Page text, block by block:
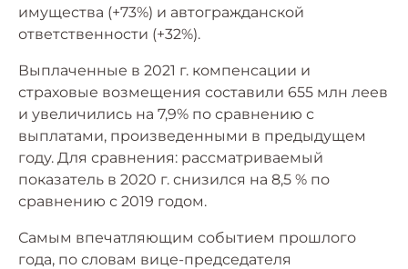
имущества (+73%) и автогражданской
ответственности (+32%).
Выплаченные в 2021 г. компенсации и
страховые возмещения составили 655 млн леев
и увеличились на 7,9% по сравнению с
выплатами, произведенными в предыдущем
году. Для сравнения: рассматриваемый
показатель в 2020 г. снизился на 8,5 % по
сравнению с 2019 годом.
Самым впечатляющим событием прошлого
года, по словам вице-председателя